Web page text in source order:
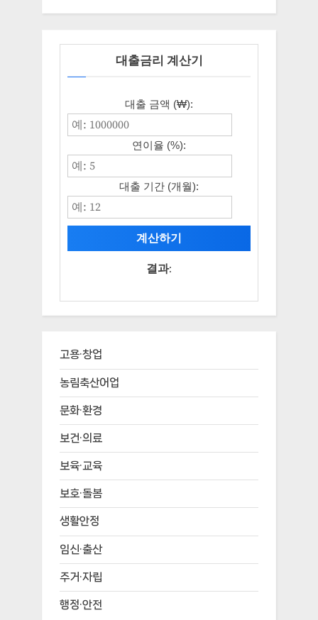
대출금리 계산기
대출 금액 (₩):
연이율 (%):
대출 기간 (개월):
계산하기
결과:
고용·창업
농림축산어업
문화·환경
보건·의료
보육·교육
보호·돌봄
생활안정
임신·출산
주거·자립
행정·안전